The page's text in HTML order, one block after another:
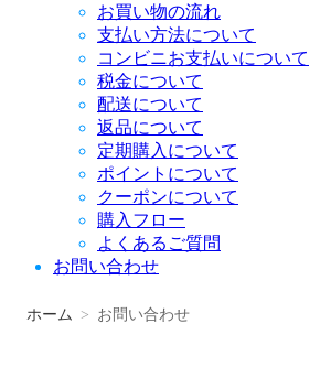
お買い物の流れ
支払い方法について
コンビニお支払いについて
税金について
配送について
返品について
定期購入について
ポイントについて
クーポンについて
購入フロー
よくあるご質問
お問い合わせ
ホーム > お問い合わせ